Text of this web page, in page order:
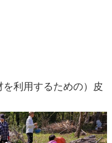
利用するための）皮